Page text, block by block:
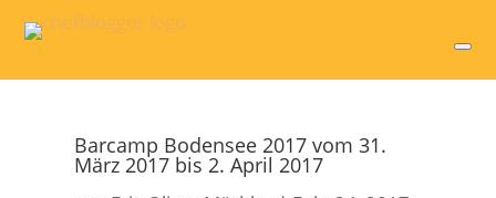
Barcamp Bodensee 2017 vom 31.
März 2017 bis 2. April 2017